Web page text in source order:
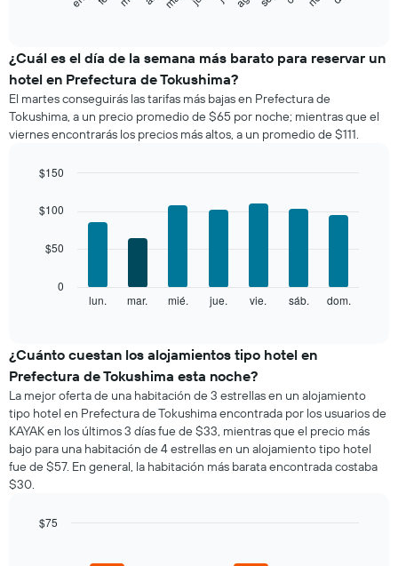
el
precio
promedio
de
una
habitación
mes
gráfico
eje
El
gráfico
muestra
1
eje
que
indica
el
promedio
¿Cuál es el día de la semana más barato para reservar un
hotel en Prefectura de Tokushima?
El martes conseguirás las tarifas más bajas en Prefectura de
Tokushima, a un precio promedio de $65 por noche; mientras que el
viernes encontrarás los precios más altos, a un promedio de $111.
chart
with
bars.
el
precio
promedio
de
una
habitación
por
cada
día
la
graphic.
lun. mar. mié. jue. vie. sáb. dom.
0
$50
$100
$150
¿Cuánto cuestan los alojamientos tipo hotel en
Prefectura de Tokushima esta noche?
La mejor oferta de una habitación de 3 estrellas en un alojamiento
tipo hotel en Prefectura de Tokushima encontrada por los usuarios de
KAYAK en los últimos 3 días fue de $33, mientras que el precio más
bajo para una habitación de 4 estrellas en un alojamiento tipo hotel
fue de $57. En general, la habitación más barata encontrada costaba
$30.
$75